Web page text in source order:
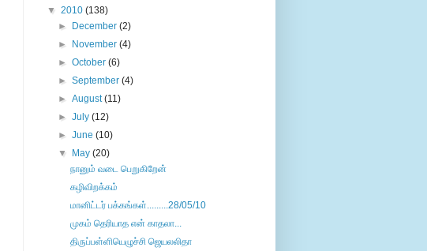
▼ 2010 (138)
►
December(2)
►
November(4)
►October(6)
►September(4)
►August(11)
►July(12)
►June(10)
▼
May(20)
நானும் வடை பெறுகிறேன்
கழிவிறக்கம்
மானிட்டர் பக்கங்கள்.........28/05/10
முகம் தெரியாத என் காதலா...
திருப்பள்ளியெழுச்சி ஜெயலலிதா